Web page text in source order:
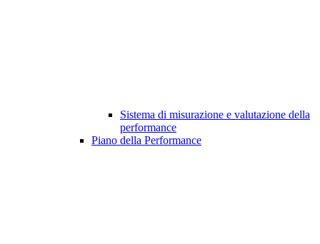
Sistema di misurazione e valutazione della
performance
Piano della Performance